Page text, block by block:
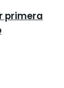
primera